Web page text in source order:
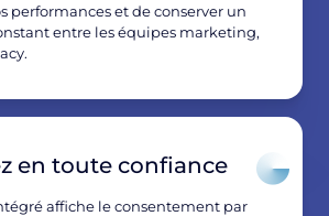
performances et de conserver un
entre les équipes marketing,
en toute confiance
affiche le consentement par